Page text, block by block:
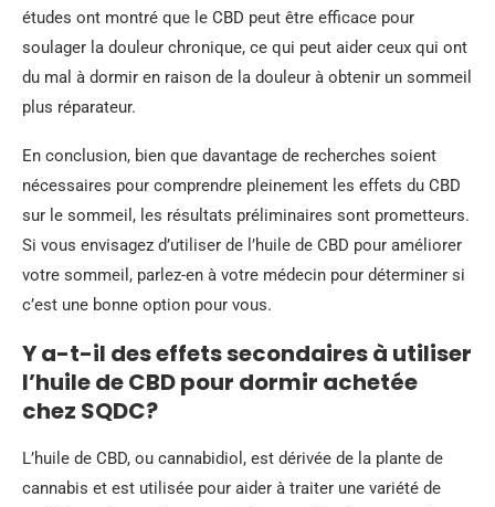
études ont montré que le CBD peut être efficace pour
soulager la douleur chronique, ce qui peut aider ceux qui ont
du mal à dormir en raison de la douleur à obtenir un sommeil
plus réparateur.
En conclusion, bien que davantage de recherches soient
nécessaires pour comprendre pleinement les effets du CBD
sur le sommeil, les résultats préliminaires sont prometteurs.
Si vous envisagez d’utiliser de l’huile de CBD pour améliorer
votre sommeil, parlez-en à votre médecin pour déterminer si
c’est une bonne option pour vous.
Y a-t-il des effets secondaires à utiliser
l’huile de CBD pour dormir achetée
chez SQDC?
L’huile de CBD, ou cannabidiol, est dérivée de la plante de
cannabis et est utilisée pour aider à traiter une variété de